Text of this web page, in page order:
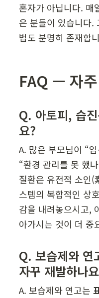
혼자가 아닙니다. 매
은 분들이 있습니다.
법도 분명히 존재합
FAQ — 자
Q. 아토피, 습
요?
A. 많은 부모님이 “
“환경 관리를 못 했
질환은 유전적 소인(
스템의 복합적인 상
감을 내려놓으시고,
아가시는 것이 더 중
Q. 보습제와 연
자꾸 재발하나
A. 보습제와 연고는